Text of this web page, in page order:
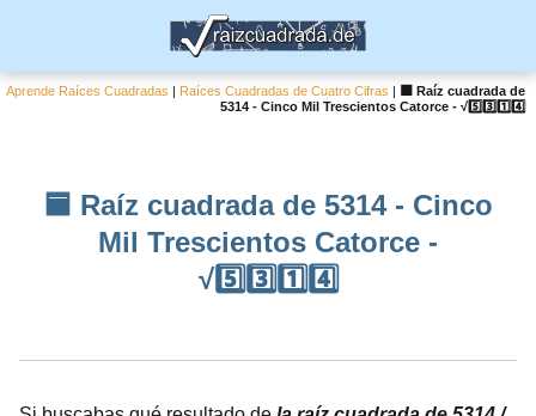
Aprende Raíces Cuadradas | Raíces Cuadradas de Cuatro Cifras |
🟦 Raíz cuadrada de
5314 - Cinco Mil Trescientos Catorce - √5️⃣3️⃣1️⃣4️⃣
🟦 Raíz cuadrada de 5314 - Cinco
Mil Trescientos Catorce -
√5️⃣3️⃣1️⃣4️⃣